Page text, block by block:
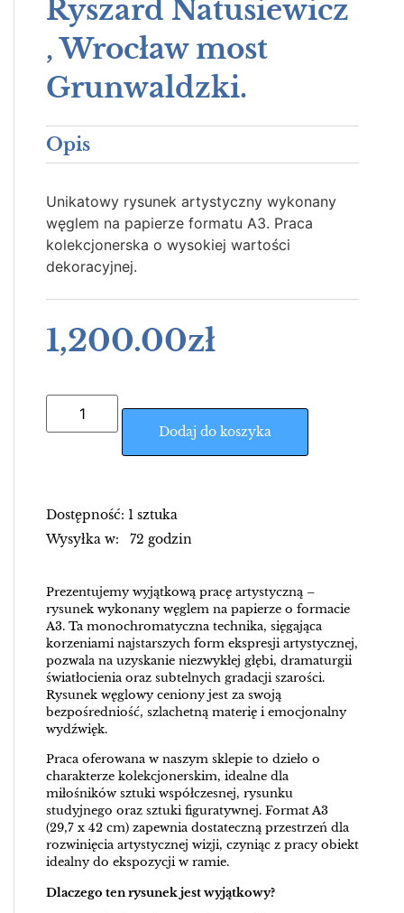
Ryszard Natusiewicz
, Wrocław most
Grunwaldzki.
Opis
Unikatowy rysunek artystyczny wykonany
węglem na papierze formatu A3. Praca
kolekcjonerska o wysokiej wartości
dekoracyjnej.
1,200.00zł
Dodaj do koszyka
Dostępność: 1 sztuka
Wysyłka w: 72 godzin
Prezentujemy wyjątkową pracę artystyczną –
rysunek wykonany węglem na papierze o formacie
A3. Ta monochromatyczna technika, sięgająca
korzeniami najstarszych form ekspresji artystycznej,
pozwala na uzyskanie niezwykłej głębi, dramaturgii
światłocienia oraz subtelnych gradacji szarości.
Rysunek węglowy ceniony jest za swoją
bezpośredniość, szlachetną materię i emocjonalny
wydźwięk.
Praca oferowana w naszym sklepie to dzieło o
charakterze kolekcjonerskim, idealne dla
miłośników sztuki współczesnej, rysunku
studyjnego oraz sztuki figuratywnej. Format A3
(29,7 x 42 cm) zapewnia dostateczną przestrzeń dla
rozwinięcia artystycznej wizji, czyniąc z pracy obiekt
idealny do ekspozycji w ramie.
Dlaczego ten rysunek jest wyjątkowy?